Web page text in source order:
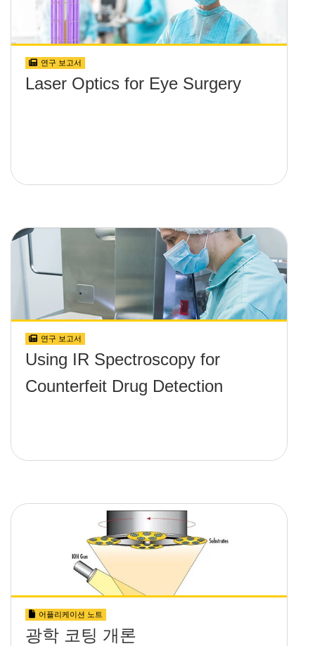
연구 보고서
Laser Optics for Eye Surgery
연구 보고서
Using IR Spectroscopy for
Counterfeit Drug Detection
어플리케이션 노트
광학 코팅 개론